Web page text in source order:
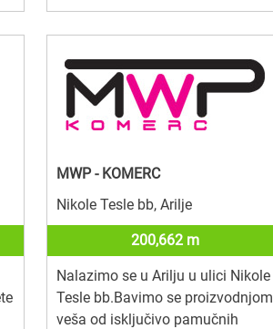
MWP - KOMERC
Nikole Tesle bb, Arilje
200,662 m
Nalazimo se u Arilju u ulici Nikole
Tesle bb.Bavimo se proizvodnjom
veša od isključivo pamučnih